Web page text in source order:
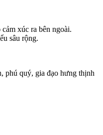
xúc ra bên ngoài.
sâu rộng.
phú quý, gia đạo hưng thịnh